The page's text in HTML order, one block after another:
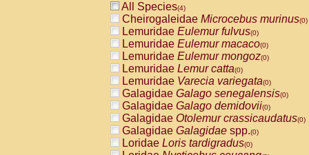
All Species(4)
Cheirogaleidae Microcebus murinus(0)
Lemuridae Eulemur fulvus(0)
Lemuridae Eulemur macaco(0)
Lemuridae Eulemur mongoz(0)
Lemuridae Lemur catta(0)
Lemuridae Varecia variegata(0)
Galagidae Galago senegalensis(0)
Galagidae Galago demidovii(0)
Galagidae Otolemur crassicaudatus(0)
Galagidae Galagidae spp.(0)
Loridae Loris tardigradus(0)